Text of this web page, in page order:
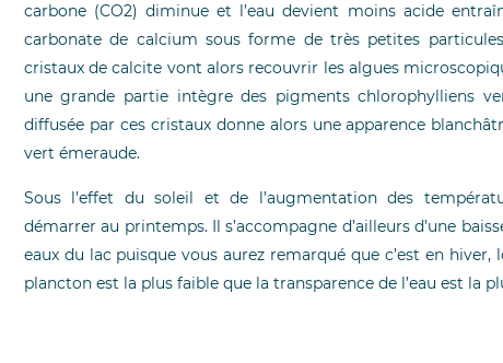
carbone (CO2) diminue et l’eau devient moins acide
carbonate de calcium sous forme de très petites
cristaux de calcite vont alors recouvrir les algues
une grande partie intègre des pigments chlorophylliens
diffusée par ces cristaux donne alors une apparence
vert émeraude.
Sous l’effet du soleil et de l’augmentation des
démarrer au printemps. Il s’accompagne d’ailleurs d’une
eaux du lac puisque vous aurez remarqué que c’est en
plancton est la plus faible que la transparence de l’eau est la